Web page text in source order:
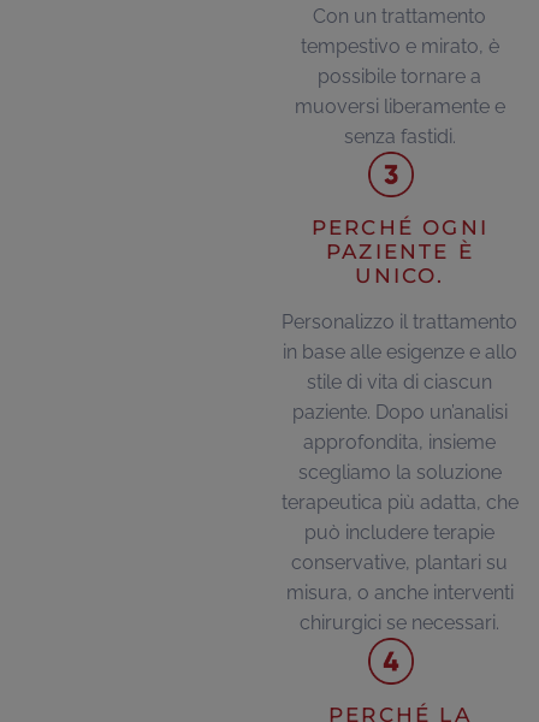
Con un trattamento
tempestivo e mirato, è
possibile tornare a
muoversi liberamente e
senza fastidi.
PERCHÉ OGNI
PAZIENTE È
UNICO.
Personalizzo il trattamento
in base alle esigenze e allo
stile di vita di ciascun
paziente. Dopo un’analisi
approfondita, insieme
scegliamo la soluzione
terapeutica più adatta, che
può includere terapie
conservative, plantari su
misura, o anche interventi
chirurgici se necessari.
PERCHÉ LA